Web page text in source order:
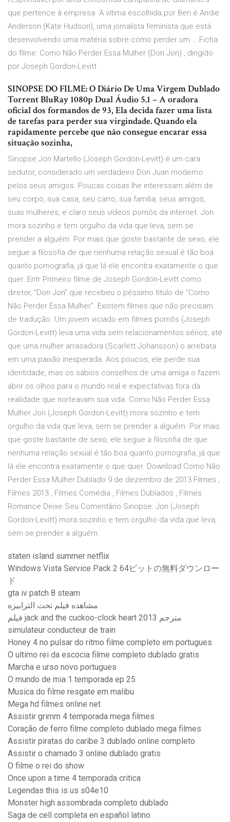
que pertence à empresa. A vítima escolhida por Ben é Andie
Anderson (Kate Hudson), uma jornalista feminista que está
desenvolvendo uma matéria sobre como perder um … Ficha
do filme: Como Não Perder Essa Mulher (Don Jon) , dirigido
por Joseph Gordon-Levitt
SINOPSE DO FILME: O Diário De Uma Virgem Dublado
Torrent BluRay 1080p Dual Áudio 5.1 – A oradora
oficial dos formandos de 93, Ela decida fazer uma lista
de tarefas para perder sua virgindade. Quando ela
rapidamente percebe que não consegue encarar essa
situação sozinha,
Sinopse Jon Martello (Joseph Gordon-Levitt) é um cara
sedutor, considerado um verdadeiro Don Juan moderno
pelos seus amigos. Poucas coisas lhe interessam além de
seu corpo, sua casa, seu carro, sua família, seus amigos,
suas mulheres, e claro seus vídeos pornôs da internet. Jon
mora sozinho e tem orgulho da vida que leva, sem se
prender a alguém. Por mais que goste bastante de sexo, ele
segue a filosofia de que nenhuma relação sexual é tão boa
quanto pornografia, já que lá ele encontra exatamente o que
quer. Entr Primeiro filme de Joseph Gordon-Levitt como
diretor, "Don Jon" que recebeu o péssimo título de "Como
Não Perder Essa Mulher". Existem filmes que não precisam
de tradução. Um jovem viciado em filmes pornôs (Joseph
Gordon-Levitt) leva uma vida sem relacionamentos sérios, até
que uma mulher arrasadora (Scarlett Johansson) o arrebata
em uma paixão inesperada. Aos poucos, ele perde sua
identidade, mas os sábios conselhos de uma amiga o fazem
abrir os olhos para o mundo real e expectativas fora da
realidade que norteavam sua vida. Como Não Perder Essa
Mulher Jon (Joseph Gordon-Levitt) mora sozinho e tem
orgulho da vida que leva, sem se prender a alguém. Por mais
que goste bastante de sexo, ele segue a filosofia de que
nenhuma relação sexual é tão boa quanto pornografia, já que
lá ele encontra exatamente o que quer. Download Como Não
Perder Essa Mulher Dublado 9 de dezembro de 2013 Filmes ,
Filmes 2013 , Filmes Comédia , Filmes Dublados , Filmes
Romance Deixe Seu Comentário Sinopse: Jon (Joseph
Gordon-Levitt) mora sozinho e tem orgulho da vida que leva,
sem se prender a alguém.
staten island summer netflix
Windows Vista Service Pack 2 64ビットの無料ダウンロー
ド
gta iv patch 8 steam
مشاهده فيلم تحت الترابيزه
فيلم jack and the cuckoo-clock heart 2013 مترجم
simulateur conducteur de train
Honey 4 no pulsar do ritmo filme completo em portugues
O ultimo rei da escocia filme completo dublado gratis
Marcha e urso novo portugues
O mundo de mia 1 temporada ep 25
Musica do filme resgate em malibu
Mega hd filmes online net
Assistir grimm 4 temporada mega filmes
Coração de ferro filme completo dublado mega filmes
Assistir piratas do caribe 3 dublado online completo
Assistir o chamado 3 online dublado gratis
O filme o rei do show
Once upon a time 4 temporada critica
Legendas this is us s04e10
Monster high assombrada completo dublado
Saga de cell completa en español latino